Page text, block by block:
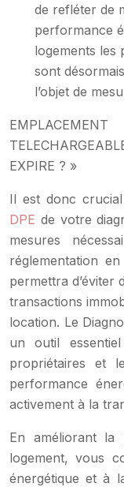
de refléter de
performance
logements les
sont
l’objet de
EXPIRE ? »
Il est donc
DPE de votre
mesures
réglementation
permettra d’éviter
transactions
location. Le
un outil
propriétaires et
performance
activement à la
En améliorant la
logement, vous
énergétique et à